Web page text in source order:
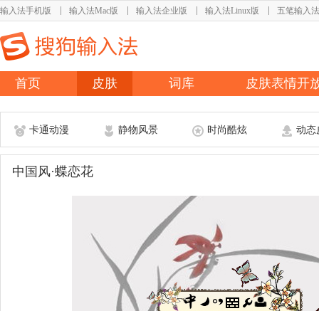
输入法手机版 输入法Mac版 输入法企业版 输入法Linux版 五笔输入法
首页 皮肤 词库 皮肤表情开
卡通动漫 静物风景 时尚酷炫 动态
中国风·蝶恋花